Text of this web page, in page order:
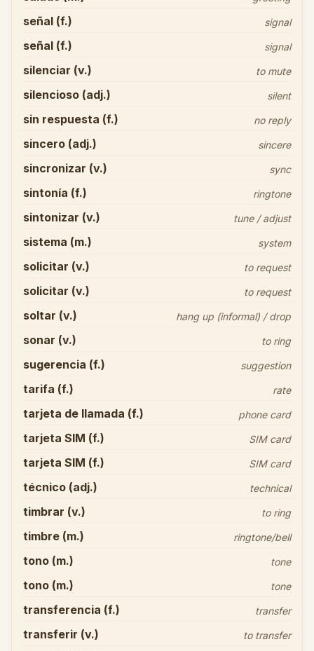
señal (f.) signal
señal (f.) signal
silenciar (v.) to mute
silencioso (adj.) silent
sin respuesta (f.) no reply
sincero (adj.) sincere
sincronizar (v.) sync
sintonía (f.) ringtone
sintonizar (v.) tune / adjust
sistema (m.) system
solicitar (v.) to request
solicitar (v.) to request
soltar (v.) hang up (informal) / drop
sonar (v.) to ring
sugerencia (f.) suggestion
tarifa (f.) rate
tarjeta de llamada (f.) phone card
tarjeta SIM (f.) SIM card
tarjeta SIM (f.) SIM card
técnico (adj.) technical
timbrar (v.) to ring
timbre (m.) ringtone/bell
tono (m.) tone
tono (m.) tone
transferencia (f.) transfer
transferir (v.) to transfer